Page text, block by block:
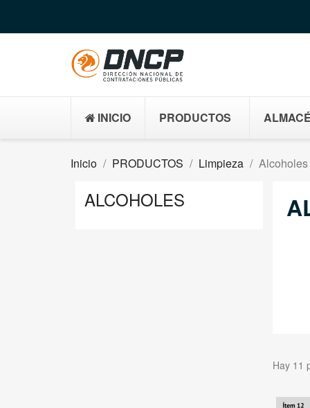
INICIO PRODUCTOS
Inicio PRODUCTOS Limpieza Alcoholes
ALCOHOLES
Hay 11